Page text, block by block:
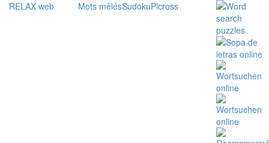
RELAX web Mots mêlésSudokuPicross